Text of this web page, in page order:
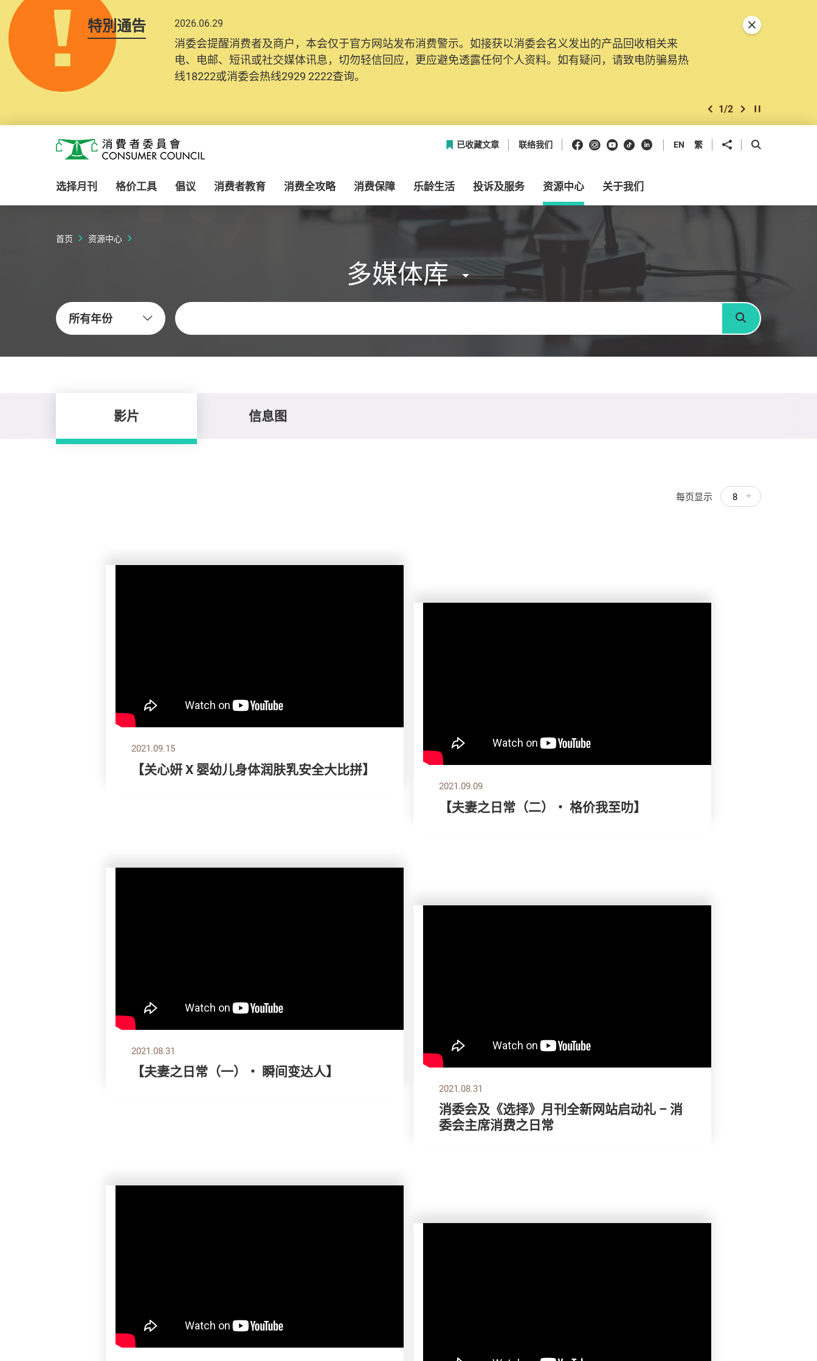
特別通告 2026.06.29
消委会提醒消费者及商户，本会仅于官方网站发布消费警示。如接获以消委会名义发出的产品回收相关来
电、电邮、短讯或社交媒体讯息，切勿轻信回应，更应避免透露任何个人资料。如有疑问，请致电防骗易热
线18222或消委会热线2929 2222查询。
2025.10.31
为提升使用者体验及网络安全，本会的投诉处理系统已经进行升级及推出新功能。由2025年11月10日起，
消费者需要提供基本联络资料（包括姓名、电邮及电话）注册帐户，才可提交投诉、查询及建议。所有提交
纪录将清晰整合于帐户中，方便日后作出跟进。
上一个
2/2 下一个开始/暂停幻灯
关闭特別通告
消费者委员会
已收藏文章 联络我们 Facebook
Instagram
Youtube
抖音领英 EN 繁 分享到 开启搜寻框
选择月刊 格价工具 倡议 消费者教育 消费全攻略 消费保障 乐龄生活 投诉及服务 资源中心 关于我们
首页 资源中心
多媒体库
所有年份
关键字
搜寻
影片 信息图
每页显示 8
2021.09.15
【关心妍 X 婴幼儿身体润肤乳安全大比拼】
2021.09.09
【夫妻之日常（二）・ 格价我至叻】
2021.08.31
【夫妻之日常（一）・ 瞬间变达人】
2021.08.31
消委会及《选择》月刊全新网站启动礼 – 消
委会主席消费之日常